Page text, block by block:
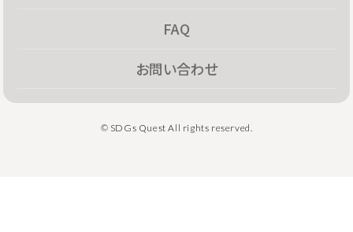
FAQ
お問い合わせ
© SDGs Quest All rights reserved.